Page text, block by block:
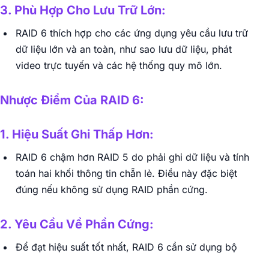
3. Phù Hợp Cho Lưu Trữ Lớn:
RAID 6 thích hợp cho các ứng dụng yêu cầu lưu trữ
dữ liệu lớn và an toàn, như sao lưu dữ liệu, phát
video trực tuyến và các hệ thống quy mô lớn.
Nhược Điểm Của RAID 6:
1. Hiệu Suất Ghi Thấp Hơn:
RAID 6 chậm hơn RAID 5 do phải ghi dữ liệu và tính
toán hai khối thông tin chẵn lẻ. Điều này đặc biệt
đúng nếu không sử dụng RAID phần cứng.
2. Yêu Cầu Về Phần Cứng:
Để đạt hiệu suất tốt nhất, RAID 6 cần sử dụng bộ